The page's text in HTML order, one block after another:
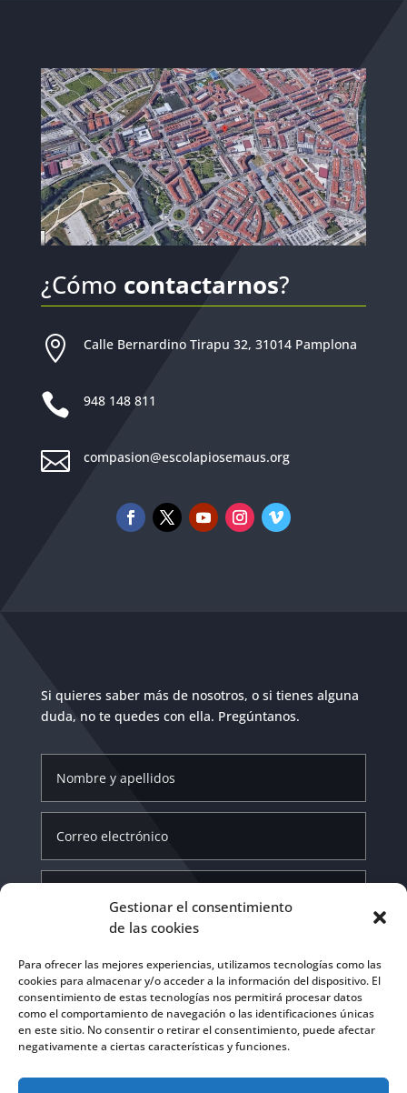
Gestionar el consentimiento
de las cookies
Para ofrecer las mejores experiencias, utilizamos tecnologías como las
cookies para almacenar y/o acceder a la información del dispositivo. El
consentimiento de estas tecnologías nos permitirá procesar datos
como el comportamiento de navegación o las identificaciones únicas
en este sitio. No consentir o retirar el consentimiento, puede afectar
negativamente a ciertas características y funciones.
¿Cómo contactarnos?
 Calle Bernardino Tirapu 32, 31014 Pamplona
 948 148 811
 compasion@escolapiosemaus.org
Si quieres saber más de nosotros, o si tienes alguna
duda, no te quedes con ella. Pregúntanos.
Acepto laPolítica de privacidad